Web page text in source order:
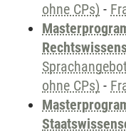
ohne CPs) -
ohne CPs) -